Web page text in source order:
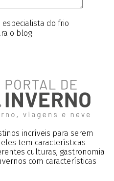
do frio
o blog
incríveis para serem
tem características
culturas, gastronomia
com características